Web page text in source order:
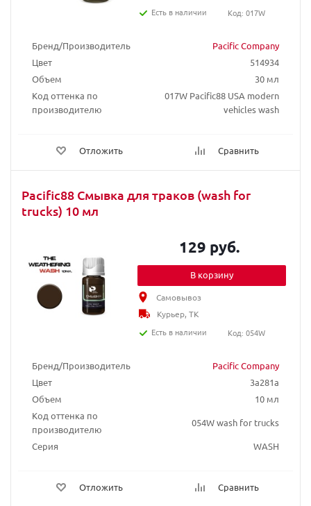
Бренд/Производитель
Pacific Company
Цвет
514934
Объем
30 мл
Код оттенка по
производителю
017W Pacific88 USA modern
vehicles wash
Отложить Сравнить
Есть в наличии
Код: 017W
Pacific88 Смывка для траков (wash for
trucks) 10 мл
Бренд/Производитель
Pacific Company
Цвет
3a281a
Объем
10 мл
Код оттенка по
производителю
054W wash for trucks
Серия
WASH
Отложить Сравнить
129 руб.
В корзину
Самовывоз
Курьер, ТК
Есть в наличии
Код: 054W